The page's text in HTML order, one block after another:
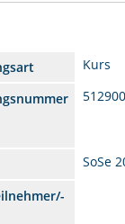
Kurs
SoSe